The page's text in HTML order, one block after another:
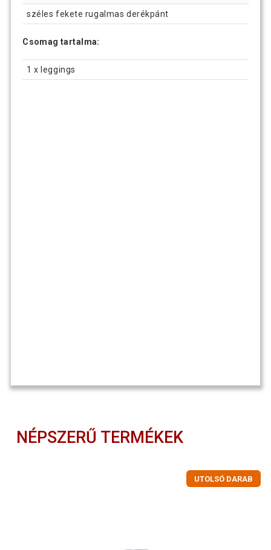
széles fekete rugalmas derékpánt
Csomag tartalma:
1 x leggings
NÉPSZERŰ TERMÉKEK
UTOLSÓ DARAB